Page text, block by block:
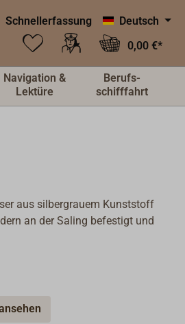
Schnellerfassung
Deutsch
0,00 €*
Navigation &
Lektüre
Berufs-
schifffahrt
aus silbergrauem Kunststoff
an der Saling befestigt und